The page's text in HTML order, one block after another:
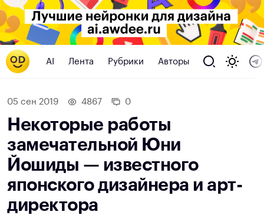
AI Лента Рубрики Авторы
05 сен 2019 4867 0
Некоторые работы
замечательной Юни
Йошиды — известного
японского дизайнера и арт-
директора